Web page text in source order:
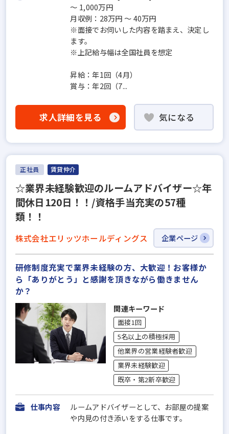
～ 1,000万円
月収例：28万円 ～ 40万円
※面接でお伺いした内容を踏まえ、決定し
ます。
※上記給与幅は全国社員を想定
昇給：年1回（4月）
賞与：年2回（7...
求人詳細を見る 気になる
正社員 賃貸仲介
☆業界未経験歓迎のルームアドバイザー☆年
間休日120日！！/資格手当充実の57種
類！！
株式会社エリッツホールディングス 企業ページ
研修制度充実で業界未経験の方、大歓迎！お客様か
ら「ありがとう」と感謝を頂きながら働きません
か？
関連キーワード
面接1回
5名以上の積極採用
他業界の営業経験者歓迎
業界未経験歓迎
既卒・第2新卒歓迎
仕事内容
ルームアドバイザーとして、お部屋の提案
や内見の付き添いをする仕事です。